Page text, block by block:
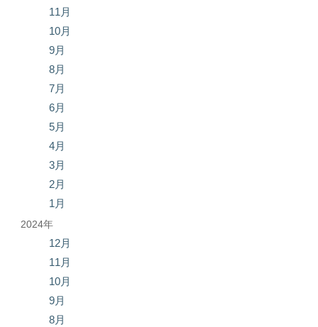
11月
10月
9月
8月
7月
6月
5月
4月
3月
2月
1月
2024年
12月
11月
10月
9月
8月